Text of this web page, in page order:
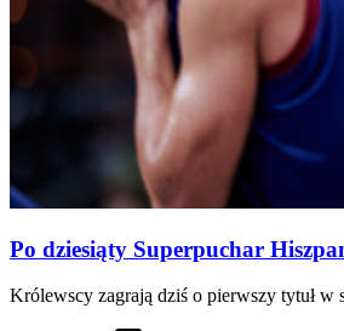
Po dziesiąty Superpuchar
Królewscy zagrają dziś o pierwszy tytuł w